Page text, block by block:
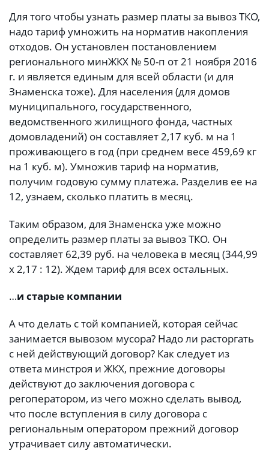
Для того чтобы узнать размер платы за вывоз ТКО,
надо тариф умножить на норматив накопления
отходов. Он установлен постановлением
регионального минЖКХ № 50-п от 21 ноября 2016
г. и является единым для всей области (и для
Знаменска тоже). Для населения (для домов
муниципального, государственного,
ведомственного жилищного фонда, частных
домовладений) он составляет 2,17 куб. м на 1
проживающего в год (при среднем весе 459,69 кг
на 1 куб. м). Умножив тариф на норматив,
получим годовую сумму платежа. Разделив ее на
12, узнаем, сколько платить в месяц.
Таким образом, для Знаменска уже можно
определить размер платы за вывоз ТКО. Он
составляет 62,39 руб. на человека в месяц (344,99
х 2,17 : 12). Ждем тариф для всех остальных.
…и старые компании
А что делать с той компанией, которая сейчас
занимается вывозом мусора? Надо ли расторгать
с ней действующий договор? Как следует из
ответа минстроя и ЖКХ, прежние договоры
действуют до заключения договора с
регоператором, из чего можно сделать вывод,
что после вступления в силу договора с
региональным оператором прежний договор
утрачивает силу автоматически.